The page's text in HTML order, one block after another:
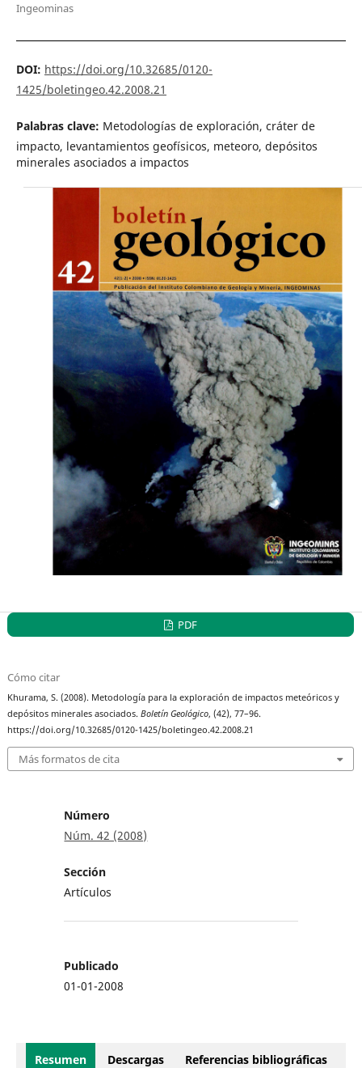
Ingeominas
DOI: https://doi.org/10.32685/0120-
1425/boletingeo.42.2008.21
Palabras clave: Metodologías de exploración, cráter de
impacto, levantamientos geofísicos, meteoro, depósitos
minerales asociados a impactos
PDF
Cómo citar
Khurama, S. (2008). Metodología para la exploración de impactos meteóricos y
depósitos minerales asociados.Boletín Geológico, (42), 77–96.
https://doi.org/10.32685/0120-1425/boletingeo.42.2008.21
Más formatos de cita
Número
Núm. 42 (2008)
Sección
Artículos
Publicado
01-01-2008
Resumen Descargas Referencias bibliográficas